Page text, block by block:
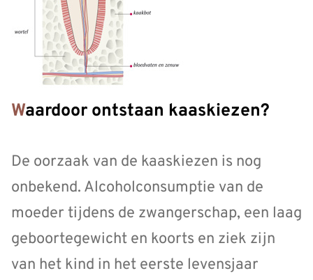
Waardoor ontstaan kaaskiezen?
De oorzaak van de kaaskiezen is nog
onbekend. Alcoholconsumptie van de
moeder tijdens de zwangerschap, een laag
geboortegewicht en koorts en ziek zijn
van het kind in het eerste levensjaar